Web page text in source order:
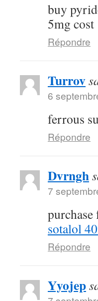
buy
5mg cost
Répondre
Turrov
6
ferrous
Répondre
Dvrngh
7
sotalol
Répondre
Yyojep